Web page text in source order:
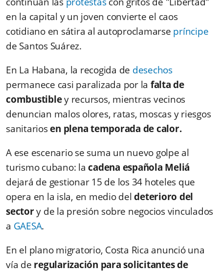
en la capital y un joven convierte el caos
cotidiano en sátira al autoproclamarse príncipe
de Santos Suárez.
En La Habana, la recogida de desechos
permanece casi paralizada por la falta de
combustibley recursos, mientras vecinos
denuncian malos olores, ratas, moscas y riesgos
sanitariosen plena temporada de calor.
A ese escenario se suma un nuevo golpe al
turismo cubano: lacadena española Meliá
dejará de gestionar 15 de los 34 hoteles que
opera en la isla, en medio deldeterioro del
sectory de la presión sobre negocios vinculados
a GAESA.
En el plano migratorio, Costa Rica anunció una
vía de regularización para solicitantes de